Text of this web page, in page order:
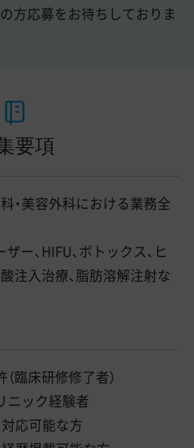
方応募をお待ちしておりま
要項
・美容外科における業務全
ザー、HIFU、ボトックス、ヒ
注入治療、脂肪溶解注射な
（臨床研修修了者）
ニック経験者
対応可能な方